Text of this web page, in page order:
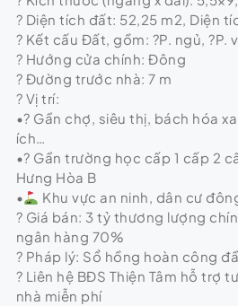
? Diện tích đất: 52,25 m2, Diện
? Kết cấu Đất, gồm: ?P. ngủ, ?P.
? Hướng cửa chính: Đông
? Đường trước nhà: 7 m
? Vị trí:
•? Gần chợ, siêu thị, bách hóa
ích…
•? Gần trường học cấp 1 cấp 2
Hưng Hòa B
•
Khu vực an ninh, dân cư
? Giá bán: 3 tỷ thương lượng
ngân hàng 70%
? Pháp lý: Sổ hồng hoàn công
? Liên hệ BĐS Thiện Tâm hỗ trợ
nhà miễn phí